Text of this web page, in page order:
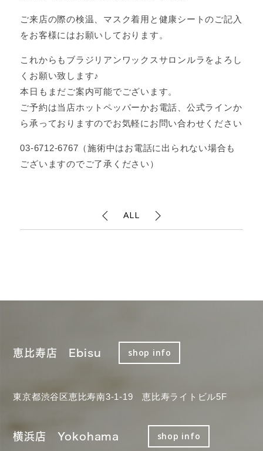
ご来店の際の検温、マスク着用と健康シートのご記入
をお客様にはお願いしております。
これからもブラジリアンワックスサロンルラをよろし
くお願い致します♪
本日もまだご案内可能でございます。
ご予約は当店ホットペッパーかお電話、公式ラインか
ら承っておりますのでお気軽にお問い合わせください
03-6712-6767（施術中はお電話に出られない場合も
ございますのでご了承ください）
ALL
恵比寿店 Ebisu shop info
東京都渋谷区恵比寿南3-1-19 恵比寿ライトビル5F
横浜店 Yokohama shop info